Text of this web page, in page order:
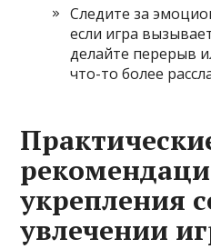
Следите за
если игра
делайте перерыв
что-то более
укрепления
увлечении